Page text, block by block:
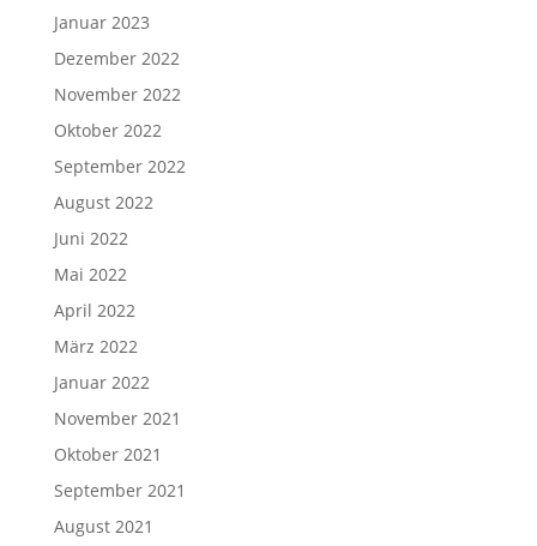
Januar 2023
Dezember 2022
November 2022
Oktober 2022
September 2022
August 2022
Juni 2022
Mai 2022
April 2022
März 2022
Januar 2022
November 2021
Oktober 2021
September 2021
August 2021